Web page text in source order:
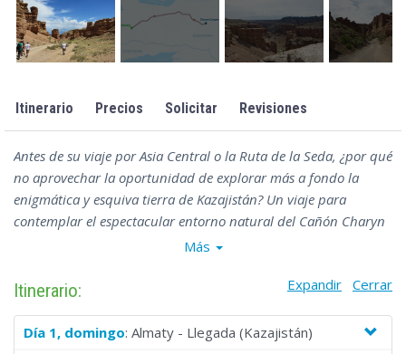
Itinerario Precios Solicitar Revisiones
Antes de su viaje por Asia Central o la Ruta de la Seda, ¿por qué
no aprovechar la oportunidad de explorar más a fondo la
enigmática y esquiva tierra de Kazajistán? Un viaje para
contemplar el espectacular entorno natural del Cañón Charyn
permitirá a los viajeros conocer la escarpada belleza de este
Más
Itinerario: Expandir Cerrar
Día 1, domingo: Almaty - Llegada (Kazajistán)